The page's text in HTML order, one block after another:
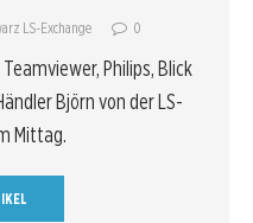
LS-Exchange 0
Philips, Blick
Björn von der LS-
Mittag.